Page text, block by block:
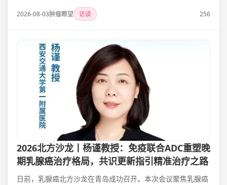
2026-08-03肿瘤瞭望 访谈 256
2026北方沙龙丨杨谨教授：免疫联合ADC重塑晚
期乳腺癌治疗格局，共识更新指引精准治疗之路
日前，乳腺癌北方沙龙在青岛成功召开。本次会议聚焦乳腺癌